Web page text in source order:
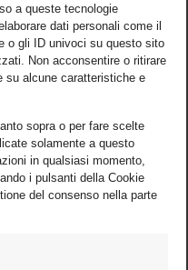
a queste tecnologie
dati personali come il
o gli ID univoci su questo sito
Non acconsentire o ritirare
su alcune caratteristiche e
sopra o per fare scelte
solamente a questo
in qualsiasi momento,
i pulsanti della Cookie
del consenso nella parte